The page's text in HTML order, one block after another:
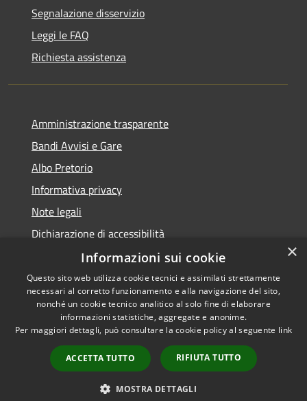
Segnalazione disservizio
Leggi le FAQ
Richiesta assistenza
Amministrazione trasparente
Bandi Avvisi e Gare
Albo Pretorio
Informativa privacy
Note legali
Dichiarazione di accessibilità
Accessibilità
Privacy
Mappa del sito
Piano di miglioramento
Copyright © 2026 • Comune di
Forlì • Powered by
Municipium•Accesso
redazione
×
Informazioni sui cookie
Questo sito web utilizza cookie tecnici e assimilati strettamente
necessari al corretto funzionamento e alla navigazione del sito,
nonché un cookie tecnico analitico al solo fine di elaborare
informazioni statistiche, aggregate e anonime.
Per maggiori dettagli, può consultare la cookie policy al seguente link
ACCETTA TUTTO RIFIUTA TUTTO
MOSTRA DETTAGLI